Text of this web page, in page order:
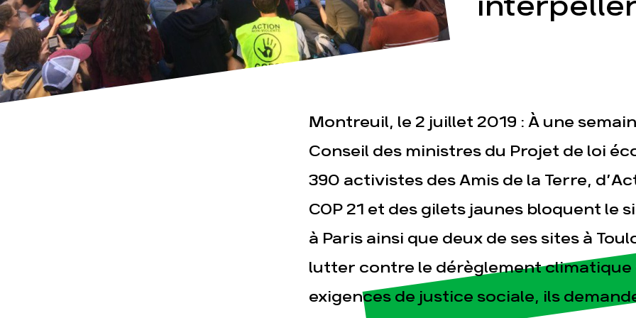
Espace presse Publications
Montreuil, le 2 juillet 2019 : À une
Conseil des ministres du Projet de loi
390 activistes des Amis de la Terre,
COP 21 et des gilets jaunes bloquent le
à Paris ainsi que deux de ses sites à
lutter contre le dérèglement climatique
exigences de justice sociale, ils